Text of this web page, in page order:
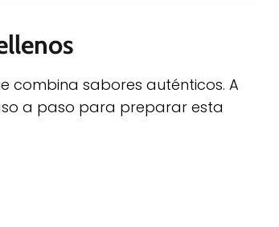
combina sabores auténticos. A
a paso para preparar esta